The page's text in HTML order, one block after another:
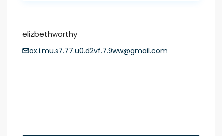
elizbethworthy
ox.i.mu.s7.77.u0.d2vf.7.9ww@gmail.com